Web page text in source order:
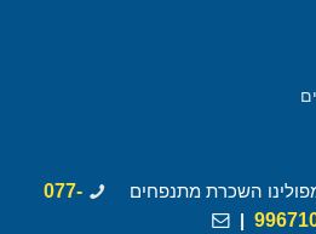
השכרת מתנפחים
077-
|